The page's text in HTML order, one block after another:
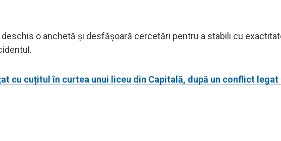
o anchetă și desfășoară cercetări pentru a stabili cu
cu cuțitul în curtea unui liceu din Capitală, după un conflict legat